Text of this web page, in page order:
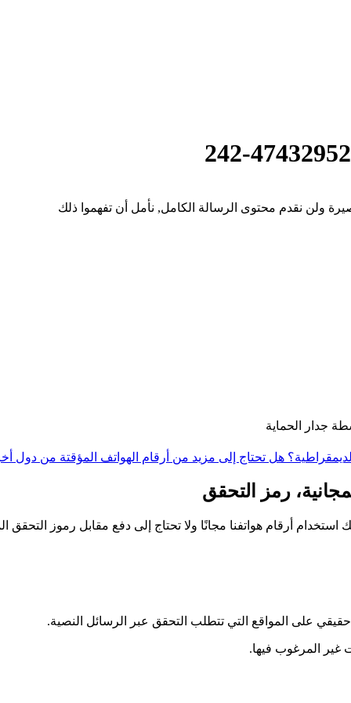
ولن نقدم محتوى الرسالة الكامل, نأمل أن تفهموا ذلك
جدار الحماية
هل تحتاج إلى مزيد من أرقام الهواتف المؤقتة من دول
على المواقع التي تتطلب التحقق عبر الرسائل النصية.
غير المرغوب فيها.